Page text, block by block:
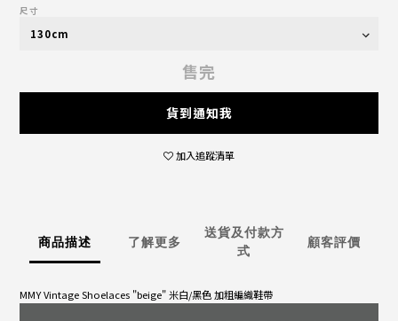
尺寸
售完
貨到通知我
加入追蹤清單
商品描述 了解更多
送貨及付款方
式
顧客評價
MMY Vintage Shoelaces "beige" 米白/黑色 加粗編織鞋帶